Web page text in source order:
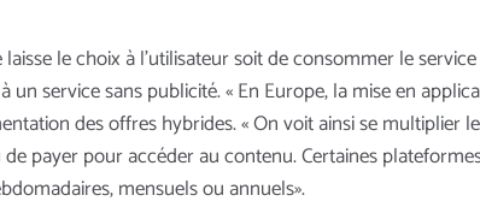
le choix à l’utilisateur soit de consommer le
un service sans publicité. « En Europe, la mise en
des offres hybrides. « On voit ainsi se multiplier
payer pour accéder au contenu. Certaines
mensuels ou annuels».